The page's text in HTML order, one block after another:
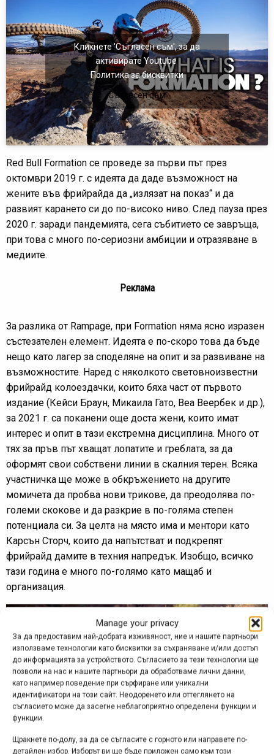
Manage your privacy
За да предоставим най-добрата изживяност, ние и нашите партньори
използваме технологии като бисквитки за съхраняване и/или достъп
до информацията за устройството. Съгласието за тези технологии ще
позволи на нас и нашите партньори да обработваме лични данни,
като например поведение при сърфиране или уникални
идентификатори на този сайт. Неодоренето или оттеглянето на
съгласието може да засегне неблагоприятно определени функции и
функции.
Щракнете по-долу, за да се съгласите с горното или направете по-
детайлен избор. Изборът ви ще бъде приложен само към този
Кликнете 'Съгласен съм', за да
активирате Youtube
Политика за бисквитки
Съгласен съм
Red Bull Formation се проведе за първи път през
октомври 2019 г. с идеята да даде възможност на
жените във фрийрайда да „излязат на показ“ и да
развият карането си до по-високо ниво. След пауза през
2020 г. заради пандемията, сега събитието се завръща,
при това с много по-сериозни амбиции и отразяване в
медиите.
Реклама
За разлика от Rampage, при Formation няма ясно изразен
състезателен елемент. Идеята е по-скоро това да бъде
нещо като лагер за споделяне на опит и за развиване на
възможностите. Наред с няколкото световноизвестни
фрийрайд колоездачки, които бяха част от първото
издание (Кейси Браун, Микаила Гато, Веа Веербек и др.),
за 2021 г. са поканени още доста жени, които имат
интерес и опит в тази екстремна дисциплина. Много от
тях за пръв път хващат лопатите и греблата, за да
оформят свои собствени линии в скалния терен. Всяка
участничка ще може в обкръжението на другите
момичета да пробва нови трикове, да преодолява по-
големи скокове и да разкрие в по-голяма степен
потенциала си. За целта на място има и ментори като
Карсън Сторч, които да напътстват и подкрепят
фрийрайд дамите в техния напредък. Изобщо, всичко
тази година е много по-голямо като мащаб и
организация.